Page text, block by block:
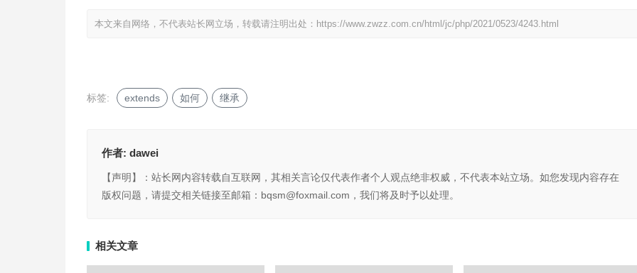
本文来自网络，不代表站长网立场，转载请注明出处： https://www.zwzz.com.cn/html/jc/php/2021/0523/4243.html
标签: extends 如何 继承
作者: dawei
【声明】：站长网内容转载自互联网，其相关言论仅代表作者个人观点绝非权威，不代表本站立场。如您发现内容存在
版权问题，请提交相关链接至邮箱：bqsm@foxmail.com，我们将及时予以处理。
相关文章